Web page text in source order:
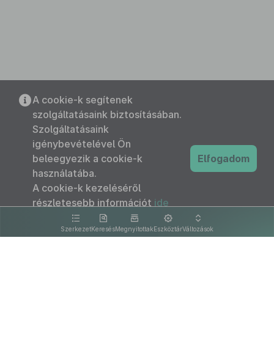
SzerkezetKeresésMegnyitottakEszköztárVáltozások
A cookie-k segítenek
szolgáltatásaink biztosításában.
Szolgáltatásaink
igénybevételével Ön
beleegyezik a cookie-k
használatába.
A cookie-k kezeléséről
részletesebb információt ide
kattintva olvashat.
Elfogadom